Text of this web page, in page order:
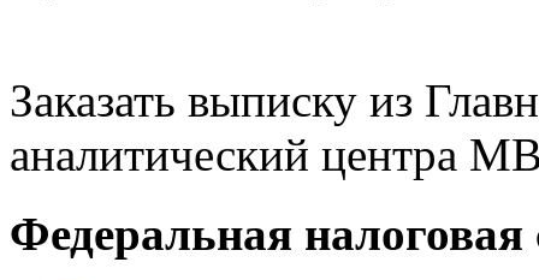
Заказать выписку из
аналитический центра
Федеральная налоговая